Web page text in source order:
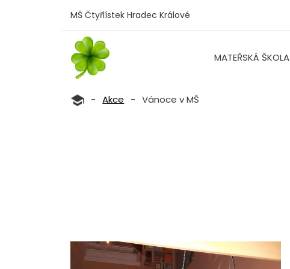
MŠ Čtyřlístek Hradec Králové
MATEŘSKÁ ŠKOLA
- Akce - Vánoce v MŠ